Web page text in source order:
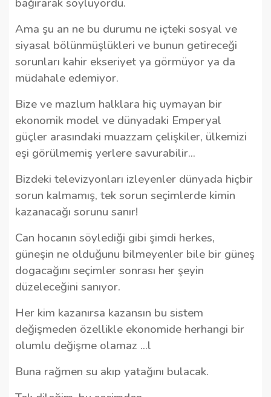
Ama şu an ne bu durumu ne içteki sosyal ve
siyasal bölünmüşlükleri ve bunun getireceği
sorunları kahir ekseriyet ya görmüyor ya da
müdahale edemiyor.
Bize ve mazlum halklara hiç uymayan bir
ekonomik model ve dünyadaki Emperyal
güçler arasındaki muazzam çelişkiler, ülkemizi
eşi görülmemiş yerlere savurabilir...
Bizdeki televizyonları izleyenler dünyada hiçbir
sorun kalmamış, tek sorun seçimlerde kimin
kazanacağı sorunu sanır!
Can hocanın söylediği gibi şimdi herkes,
güneşin ne olduğunu bilmeyenler bile bir güneş
dogacağını seçimler sonrası her şeyin
düzeleceğini sanıyor.
Her kim kazanırsa kazansın bu sistem
değişmeden özellikle ekonomide herhangi bir
olumlu değişme olamaz ...l
Buna rağmen su akıp yatağını bulacak.